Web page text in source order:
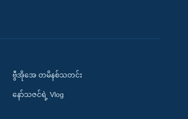
ဗွီအိုအေ တမိနစ်သတင်း
နော်သဇင်ရဲ့ Vlog